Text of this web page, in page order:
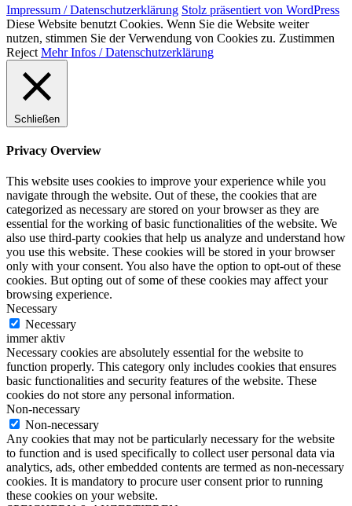
Impressum / Datenschutzerklärung Stolz präsentiert von WordPress
Diese Website benutzt Cookies. Wenn Sie die Website weiter
nutzen, stimmen Sie der Verwendung von Cookies zu. Zustimmen
Reject Mehr Infos / Datenschutzerklärung
Schließen
Privacy Overview
This website uses cookies to improve your experience while you
navigate through the website. Out of these, the cookies that are
categorized as necessary are stored on your browser as they are
essential for the working of basic functionalities of the website. We
also use third-party cookies that help us analyze and understand how
you use this website. These cookies will be stored in your browser
only with your consent. You also have the option to opt-out of these
cookies. But opting out of some of these cookies may affect your
browsing experience.
Necessary
Necessary
immer aktiv
Necessary cookies are absolutely essential for the website to
function properly. This category only includes cookies that ensures
basic functionalities and security features of the website. These
cookies do not store any personal information.
Non-necessary
Non-necessary
Any cookies that may not be particularly necessary for the website
to function and is used specifically to collect user personal data via
analytics, ads, other embedded contents are termed as non-necessary
cookies. It is mandatory to procure user consent prior to running
these cookies on your website.